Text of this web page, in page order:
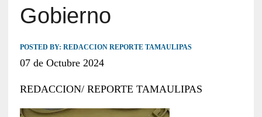
Gobierno
POSTED BY: REDACCION REPORTE TAMAULIPAS
07 de Octubre 2024
REDACCION/ REPORTE TAMAULIPAS